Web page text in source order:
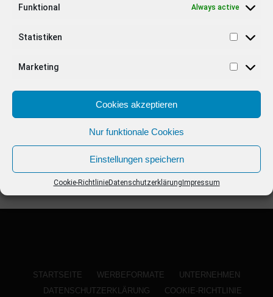
Funktional Always active
Statistiken
Marketing
Cookies akzeptieren
Nur funktionale Cookies
Einstellungen speichern
Cookie-RichtlinieDatenschutzerklärung Impressum
STARTSEITE WERBEFORMATE
UNTERNEHMEN
DATENSCHUTZERKLÄRUNG
COOKIE-RICHTLINIE